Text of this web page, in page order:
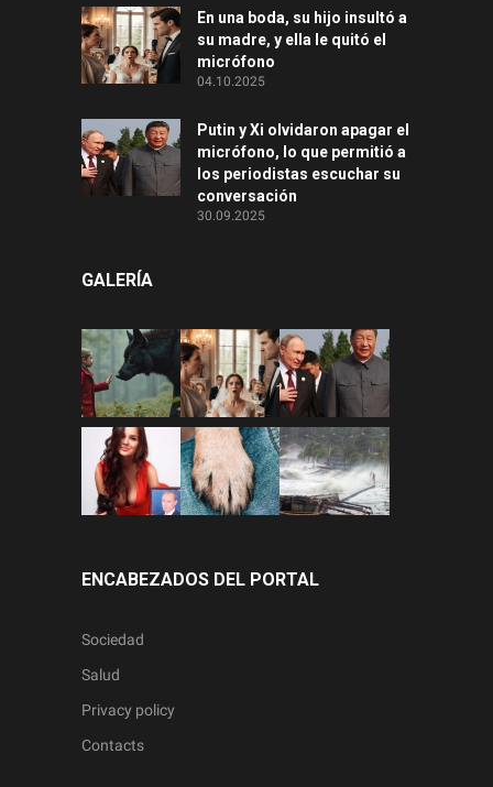
En una boda, su hijo insultó a
su madre, y ella le quitó el
micrófono
04.10.2025
Putin y Xi olvidaron apagar el
micrófono, lo que permitió a
los periodistas escuchar su
conversación
30.09.2025
GALERÍA
ENCABEZADOS DEL PORTAL
Sociedad
Salud
Privacy policy
Contacts